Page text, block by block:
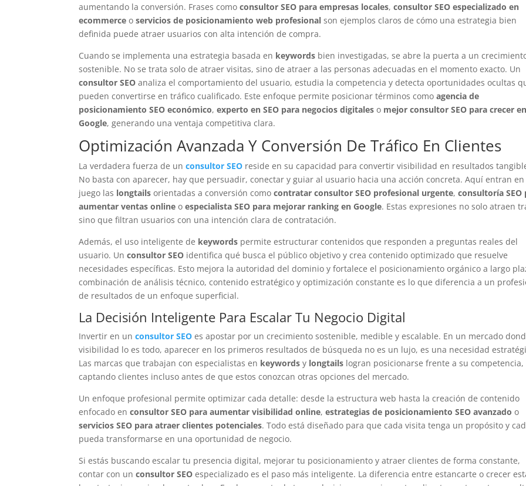
aumentando la conversión. Frases comoconsultor SEO para empresas locales,consultor SEO especializado en
ecommerce oservicios de posicionamiento web profesional son ejemplos claros de cómo una estrategia bien
definida puede atraer usuarios con alta intención de compra.
Cuando se implementa una estrategia basada en keywords bien investigadas, se abre la puerta a un
sostenible. No se trata solo de atraer visitas, sino de atraer a las personas adecuadas en el momento exacto. Un
consultor SEO analiza el comportamiento del usuario, estudia la competencia y detecta oportunidades ocultas
pueden convertirse en tráfico cualificado. Este enfoque permite posicionar términos comoagencia de
posicionamiento SEO económico,experto en SEO para negocios digitales o mejor consultor SEO para crecer
Google, generando una ventaja competitiva clara.
Optimización Avanzada Y Conversión De Tráfico En Clientes
La verdadera fuerza de unconsultor SEO reside en su capacidad para convertir visibilidad en resultados
No basta con aparecer, hay que persuadir, conectar y guiar al usuario hacia una acción concreta. Aquí entran en
juego las longtails orientadas a conversión comocontratar consultor SEO profesional urgente,consultoría SEO
aumentar ventas online oespecialista SEO para mejorar ranking en Google. Estas expresiones no solo atraen
sino que filtran usuarios con una intención clara de contratación.
Además, el uso inteligente de keywords permite estructurar contenidos que responden a preguntas reales del
usuario. Unconsultor SEO identifica qué busca el público objetivo y crea contenido optimizado que resuelve
necesidades específicas. Esto mejora la autoridad del dominio y fortalece el posicionamiento orgánico a largo
combinación de análisis técnico, contenido estratégico y optimización constante es lo que diferencia a un
de resultados de un enfoque superficial.
La Decisión Inteligente Para Escalar Tu Negocio Digital
Invertir en unconsultor SEO es apostar por un crecimiento sostenible, medible y escalable. En un mercado
visibilidad lo es todo, aparecer en los primeros resultados de búsqueda no es un lujo, es una necesidad
Las marcas que trabajan con especialistas en keywords y longtails logran posicionarse frente a su competencia,
captando clientes incluso antes de que estos conozcan otras opciones del mercado.
Un enfoque profesional permite optimizar cada detalle: desde la estructura web hasta la creación de contenido
enfocado enconsultor SEO para aumentar visibilidad online,estrategias de posicionamiento SEO avanzado o
servicios SEO para atraer clientes potenciales. Todo está diseñado para que cada visita tenga un propósito y
pueda transformarse en una oportunidad de negocio.
Si estás buscando escalar tu presencia digital, mejorar tu posicionamiento y atraer clientes de forma constante,
contar con unconsultor SEO especializado es el paso más inteligente. La diferencia entre estancarte o crecer